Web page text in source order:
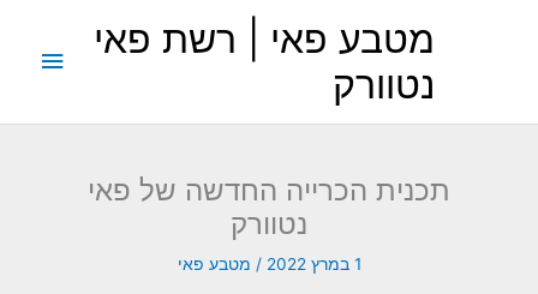
מטבע פאי | רשת פאי
נטוורק
תכנית הכרייה החדשה של פאי
נטוורק
1 במרץ 2022 / מטבע פאי